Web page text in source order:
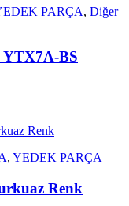
PARÇA, Diğer
BS
, YEDEK PARÇA
Renk